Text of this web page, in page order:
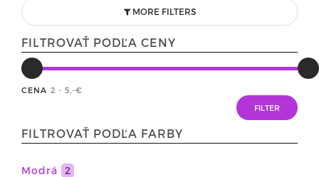
MORE FILTERS
FILTROVAŤ PODĽA CENY
CENA 2 - 5 ,-€
FILTROVAŤ PODĽA FARBY
Modrá 2